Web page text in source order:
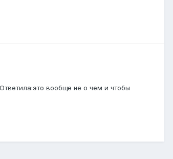
вообще не о чем и чтобы